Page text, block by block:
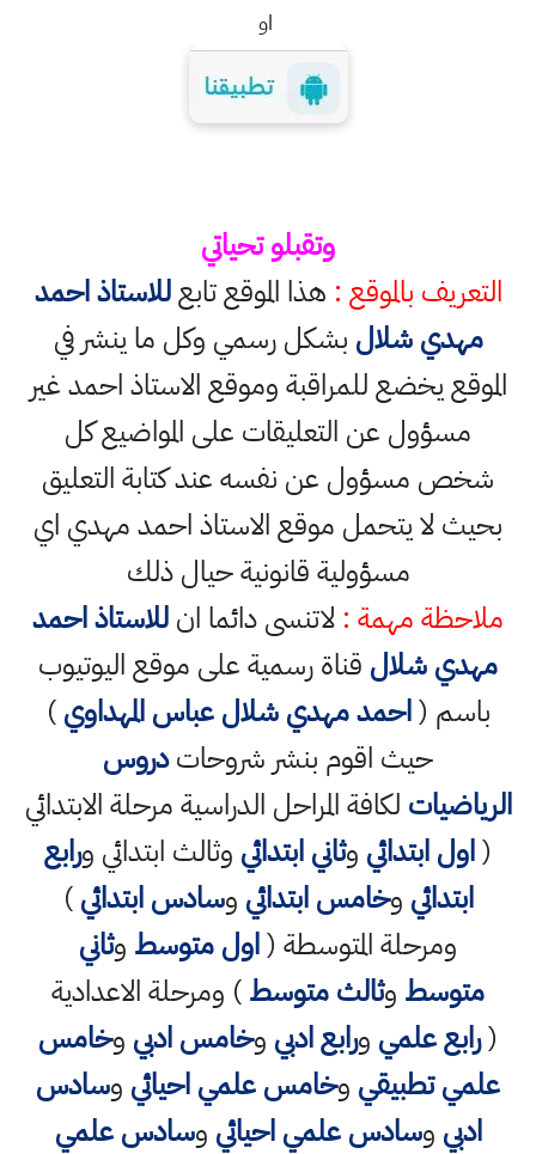
او
وتقبلو تحياتي
التعريف بالموقع : هذا الموقع تابعللاستاذ احمد
مهدي شلال بشكل رسمي وكل ما ينشر في
الموقع يخضع للمراقبة وموقع الاستاذ احمد غير
مسؤول عن التعليقات على المواضيع كل
شخص مسؤول عن نفسه عند كتابة التعليق
بحيث لا يتحمل موقع الاستاذ احمد مهدي اي
مسؤولية قانونية حيال ذلك
ملاحظة مهمة : لاتنسى دائما انللاستاذ احمد
مهدي شلال قناة رسمية على موقع اليوتيوب
باسم (احمد مهدي شلال عباس المهداوي)
حيث اقوم بنشر شروحاتدروس
الرياضيات لكافة المراحل الدراسية مرحلة الابتدائي
(اول ابتدائي وثاني ابتدائي وثالث ابتدائي ورابع
ابتدائي وخامس ابتدائي وسادس ابتدائي)
ومرحلة المتوسطة (اول متوسط وثاني
متوسط وثالث متوسط) ومرحلة الاعدادية
(رابع علمي ورابع ادبي وخامس ادبي وخامس
علمي تطبيقي وخامس علمي احيائي وسادس
ادبي وسادس علمي احيائي وسادس علمي